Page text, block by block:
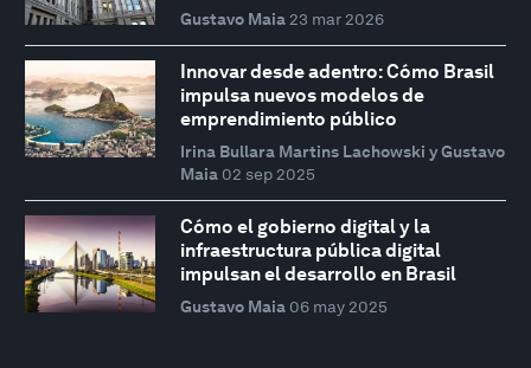
Gustavo Maia 23 mar 2026
Innovar desde adentro: Cómo Brasil
impulsa nuevos modelos de
emprendimiento público
Irina Bullara Martins Lachowski y Gustavo
Maia 02 sep 2025
Cómo el gobierno digital y la
infraestructura pública digital
impulsan el desarrollo en Brasil
Gustavo Maia 06 may 2025